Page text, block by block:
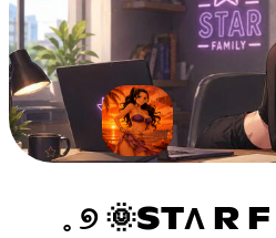
𓈒 ୭ 🌞STΛ R